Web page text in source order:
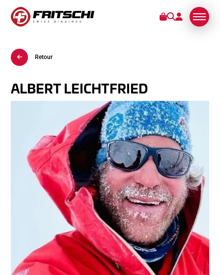
FIXATIONS
SERVICES
DE NOUS
Retour
ALBERT LEICHTFRIED